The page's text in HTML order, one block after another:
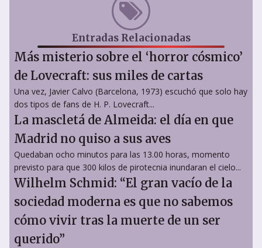
Entradas Relacionadas
Más misterio sobre el ‘horror cósmico’
de Lovecraft: sus miles de cartas
Una vez, Javier Calvo (Barcelona, 1973) escuchó que solo hay
dos tipos de fans de H. P. Lovecraft...
La mascletá de Almeida: el día en que
Madrid no quiso a sus aves
Quedaban ocho minutos para las 13.00 horas, momento
previsto para que 300 kilos de pirotecnia inundaran el cielo...
Wilhelm Schmid: “El gran vacío de la
sociedad moderna es que no sabemos
cómo vivir tras la muerte de un ser
querido”